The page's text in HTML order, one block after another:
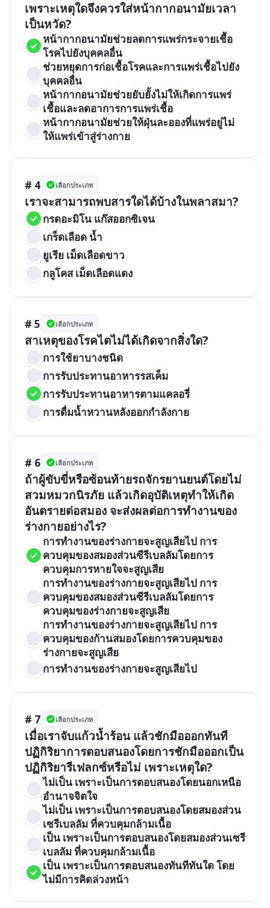
เพราะเหตุใดจึงควรใส่หน้ากากอนามัยเวลา
เป็นหวัด?
หน้ากากอนามัยช่วยลดการแพร่กระจายเชื้อ
โรคไปยังบุคคลอื่น
ช่วยหยุดการก่อเชื้อโรคและการแพร่เชื้อไปยัง
บุคคลอื่น
หน้ากากอนามัยช่วยยับยั้งไม่ให้เกิดการแพร่
เชื้อและลดอาการการแพร่เชื้อ
หน้ากากอนามัยช่วยให้ฝุ่นละอองที่แพร่อยู่ไม่
ให้แพร่เข้าสู่ร่างกาย
# 4 เลือกประเภท
เราจะสามารถพบสารใดได้บ้างในพลาสมา?
กรดอะมิโน แก๊สออกซิเจน
เกร็ดเลือด น้ำ
ยูเรีย เม็ดเลือดขาว
กลูโคส เม็ดเลือดแดง
# 5 เลือกประเภท
สาเหตุของโรคไตไม่ได้เกิดจากสิ่งใด?
การใช้ยาบางชนิด
การรับประทานอาหารรสเค็ม
การรับประทานอาหารตามแคลอรี่
การดื่มน้ำหวานหลังออกกำลังกาย
# 6 เลือกประเภท
ถ้าผู้ขับขี่หรือซ้อนท้ายรถจักรยานยนต์โดยไม่
สวมหมวกนิรภัย แล้วเกิดอุบัติเหตุทำให้เกิด
อันตรายต่อสมอง จะส่งผลต่อการทำงานของ
ร่างกายอย่างไร?
การทำงานของร่างกายจะสูญเสียไป การ
ควบคุมของสมองส่วนซีรีเบลลัมโดยการ
ควบคุมการหายใจจะสูญเสีย
การทำงานของร่างกายจะสูญเสียไป การ
ควบคุมของสมองส่วนซีรีเบลลัมโดยการ
ควบคุมของร่างกายจะสูญเสีย
การทำงานของร่างกายจะสูญเสียไป การ
ควบคุมของก้านสมองโดยการควบคุมของ
ร่างกายจะสูญเสีย
การทำงานของร่างกายจะสูญเสียไป
# 7 เลือกประเภท
เมื่อเราจับแก้วน้ำร้อน แล้วชักมือออกทันที
ปฏิกิริยาการตอบสนองโดยการชักมือออกเป็น
ปฏิกิริยารีเฟลกซ์หรือไม่ เพราะเหตุใด?
ไม่เป็น เพราะเป็นการตอบสนองโดยนอกเหนือ
อำนาจจิตใจ
ไม่เป็น เพราะเป็นการตอบสนองโดยสมองส่วน
เซรีเบลลัม ที่ควบคุมกล้ามเนื้อ
เป็น เพราะเป็นการตอบสนองโดยสมองส่วนเซรี
เบลลัม ที่ควบคุมกล้ามเนื้อ
เป็น เพราะเป็นการตอบสนองทันทีทันใด โดย
ไม่มีการคิดล่วงหน้า